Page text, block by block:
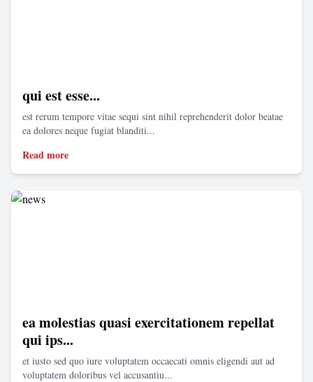
qui est esse...
est rerum tempore vitae sequi sint nihil reprehenderit dolor beatae
ea dolores neque fugiat blanditi...
Read more
ea molestias quasi exercitationem repellat
qui ips...
et iusto sed quo iure voluptatem occaecati omnis eligendi aut ad
voluptatem doloribus vel accusantiu...